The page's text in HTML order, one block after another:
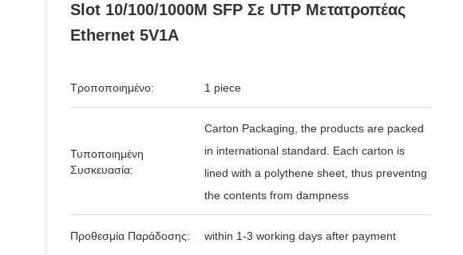
Slot 10/100/1000M SFP Σε UTP Μετατροπέας
Ethernet 5V1A
Τροποποιημένο: 1 piece
Τυποποιημένη
Συσκευασία:
Carton Packaging, the products are packed
in international standard. Each carton is
lined with a polythene sheet, thus preventng
the contents from dampness
Προθεσμία Παράδοσης: within 1-3 working days after payment